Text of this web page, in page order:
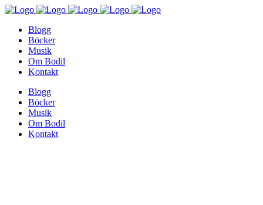
Blogg
Böcker
Musik
Om Bodil
Kontakt
Blogg
Böcker
Musik
Om Bodil
Kontakt